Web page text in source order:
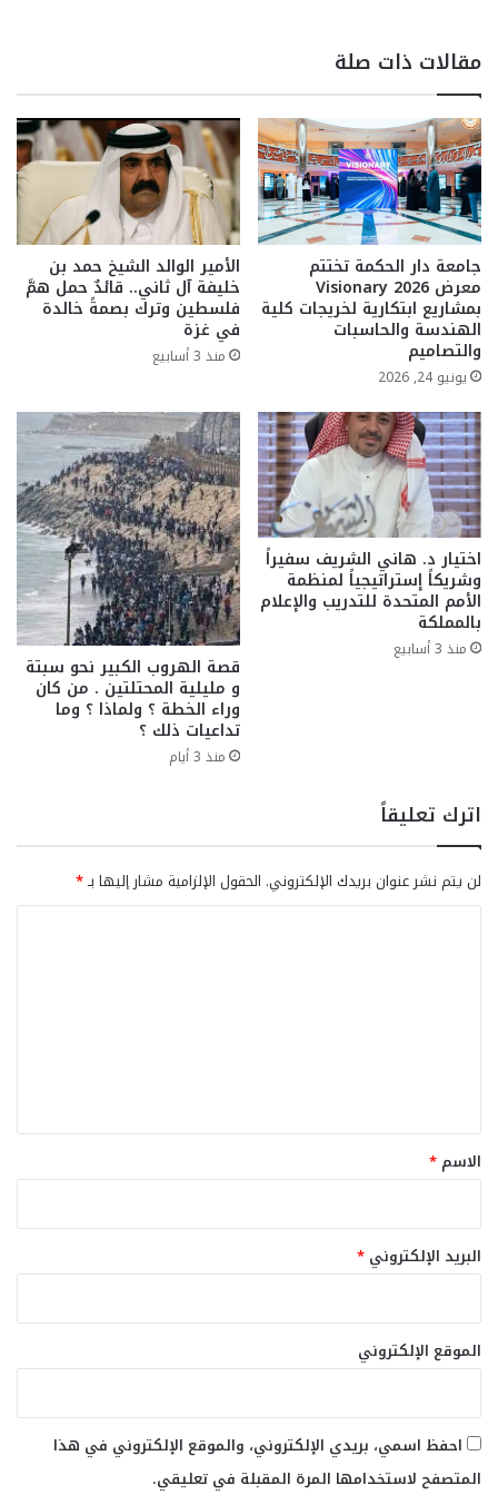
مقالات ذات صلة
جامعة دار الحكمة تختتم
معرض Visionary 2026
بمشاريع ابتكارية لخريجات كلية
الهندسة والحاسبات
والتصاميم
يونيو 24, 2026
الأمير الوالد الشيخ حمد بن
خليفة آل ثاني.. قائدٌ حمل همَّ
فلسطين وترك بصمةً خالدة
في غزة
منذ 3 أسابيع
اختيار د. هاني الشريف سفيراً
وشريكاً إستراتيجياً لمنظمة
الأمم المتحدة للتدريب والإعلام
بالمملكة
منذ 3 أسابيع
قصة الهروب الكبير نحو سبتة
و مليلية المحتلتين . من كان
وراء الخطة ؟ ولماذا ؟ وما
تداعيات ذلك ؟
منذ 3 أيام
اترك تعليقاً
لن يتم نشر عنوان بريدك الإلكتروني. الحقول الإلزامية مشار إليها بـ*
*
الاسم *
البريد الإلكتروني *
الموقع الإلكتروني
احفظ اسمي، بريدي الإلكتروني، والموقع الإلكتروني في هذا
المتصفح لاستخدامها المرة المقبلة في تعليقي.